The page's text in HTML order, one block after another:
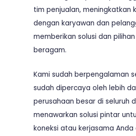
tim penjualan, meningkatkan
dengan karyawan dan
memberikan solusi dan
beragam.
Kami sudah berpengalaman
sudah dipercaya oleh lebih
perusahaan besar di seluruh
menawarkan solusi pintar
koneksi atau kerjasama